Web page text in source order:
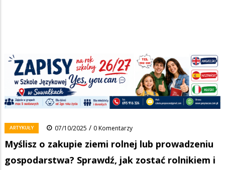
Ścieżka
nawigacyjna
Strona główna/Wiadomości /Artykuły /
Myślisz o zakupie ziemi rolnej lub prowadzeniu gospodarstwa?
Sprawdź, jak zostać rolnikiem i zdobyć wymagane kwalifikacje!
FacebookPinterestTumblr
0 Reddit Share
ARTYKUŁY 07/10/2025 / 0 Komentarzy
Myślisz o zakupie ziemi rolnej lub prowadzeniu
gospodarstwa? Sprawdź, jak zostać rolnikiem i